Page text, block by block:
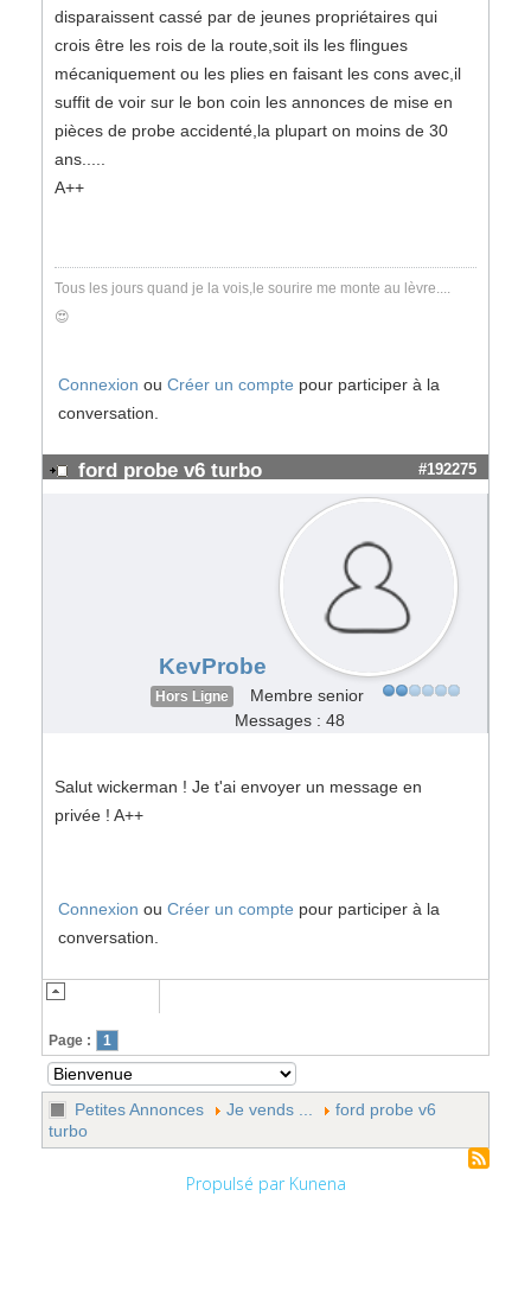
disparaissent cassé par de jeunes propriétaires qui
crois être les rois de la route,soit ils les flingues
mécaniquement ou les plies en faisant les cons avec,il
suffit de voir sur le bon coin les annonces de mise en
pièces de probe accidenté,la plupart on moins de 30
ans.....
A++
Tous les jours quand je la vois,le sourire me monte au lèvre....
😍
Connexion ou Créer un compte pour participer à la
conversation.
ford probe v6 turbo #192275
KevProbe
Hors Ligne
Membre senior
Messages : 48
Salut wickerman ! Je t'ai envoyer un message en
privée ! A++
Connexion ou Créer un compte pour participer à la
conversation.
Page : 1
Petites Annonces Je vends ...
ford probe v6
turbo
Propulsé par Kunena